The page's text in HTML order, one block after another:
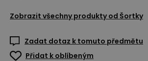
Zobrazit všechny produkty od Šortky
Zadat dotaz k tomuto předmětu
Přidat k oblíbeným